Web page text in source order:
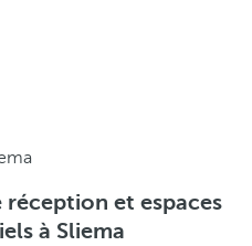
réception et espaces
à Sliema